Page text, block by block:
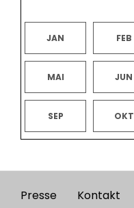
JAN FEB
MAI JUN
SEP OKT
Presse Kontakt